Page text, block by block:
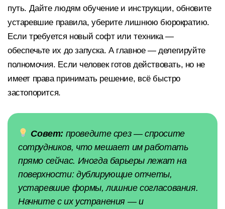
путь. Дайте людям обучение и инструкции, обновите
устаревшие правила, уберите лишнюю бюрократию.
Если требуется новый софт или техника —
обеспечьте их до запуска. А главное — делегируйте
полномочия. Если человек готов действовать, но не
имеет права принимать решение, всё быстро
застопорится.
Совет: проведите срез — спросите
сотрудников, что мешает им работать
прямо сейчас. Иногда барьеры лежат на
поверхности: дублирующие отчеты,
устаревшие формы, лишние согласования.
Начните с их устранения — и